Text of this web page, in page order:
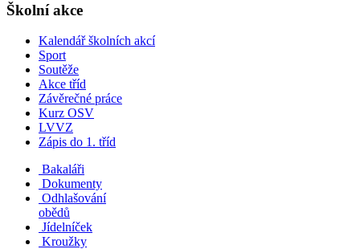
Školní akce
Kalendář školních akcí
Sport
Soutěže
Akce tříd
Závěrečné práce
Kurz OSV
LVVZ
Zápis do 1. tříd
Bakaláři
Dokumenty
Odhlašování
obědů
Jídelníček
Kroužky